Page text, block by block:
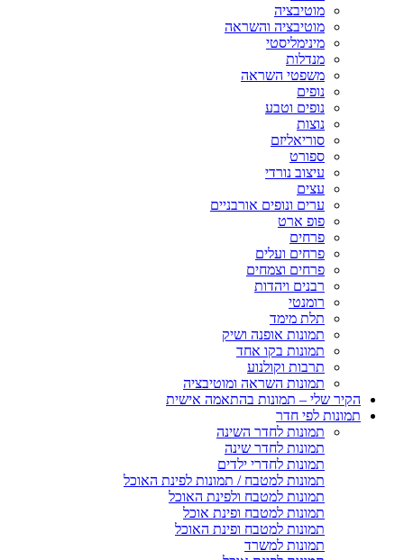
מוטיבציה
מוטיבציה והשראה
מינימליסטי
מנדלות
משפטי השראה
נופים
נופים וטבע
נוצות
סוריאליזם
ספורט
עיצוב נורדי
עצים
ערים ונופים אורבניים
פופ ארט
פרחים
פרחים ועלים
פרחים וצמחים
רבנים ויהדות
רומנטי
תלת מימד
תמונות אופנה ושיק
תמונות בקו אחד
תרבות וקולנוע
תמונות השראה ומוטיבציה
הקיר שלי – תמונות בהתאמה אישית
תמונות לפי חדר
תמונות לחדר השינה
תמונות לחדר שינה
תמונות לחדרי ילדים
תמונות למטבח / תמונות לפינת האוכל
תמונות למטבח ולפינת האוכל
תמונות למטבח ופינת אוכל
תמונות למטבח ופינת האוכל
תמונות למשרד